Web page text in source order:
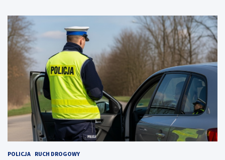
POLICJA RUCH DROGOWY